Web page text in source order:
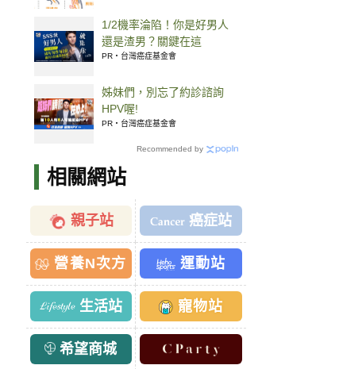
1/2機率淪陷！你是好男人
還是渣男？關鍵在這
PR・台灣癌症基金會
姊妹們，別忘了約診諮詢
HPV喔!
PR・台灣癌症基金會
Recommended by
相關網站
親子站 癌症站
營養N次方 運動站
生活站 寵物站
希望商城